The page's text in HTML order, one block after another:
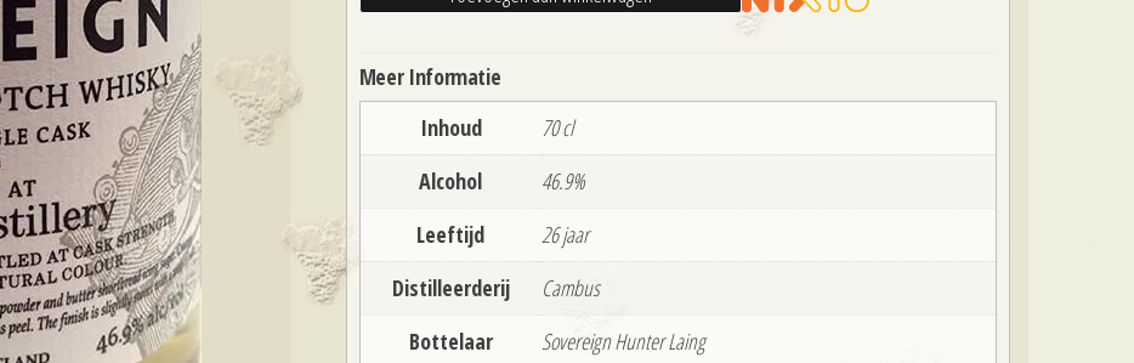
26
aantal
Meer Informatie
Inhoud
70 cl
Alcohol
46.9%
Leeftijd
26 jaar
Distilleerderij
Cambus
Bottelaar
Sovereign Hunter Laing